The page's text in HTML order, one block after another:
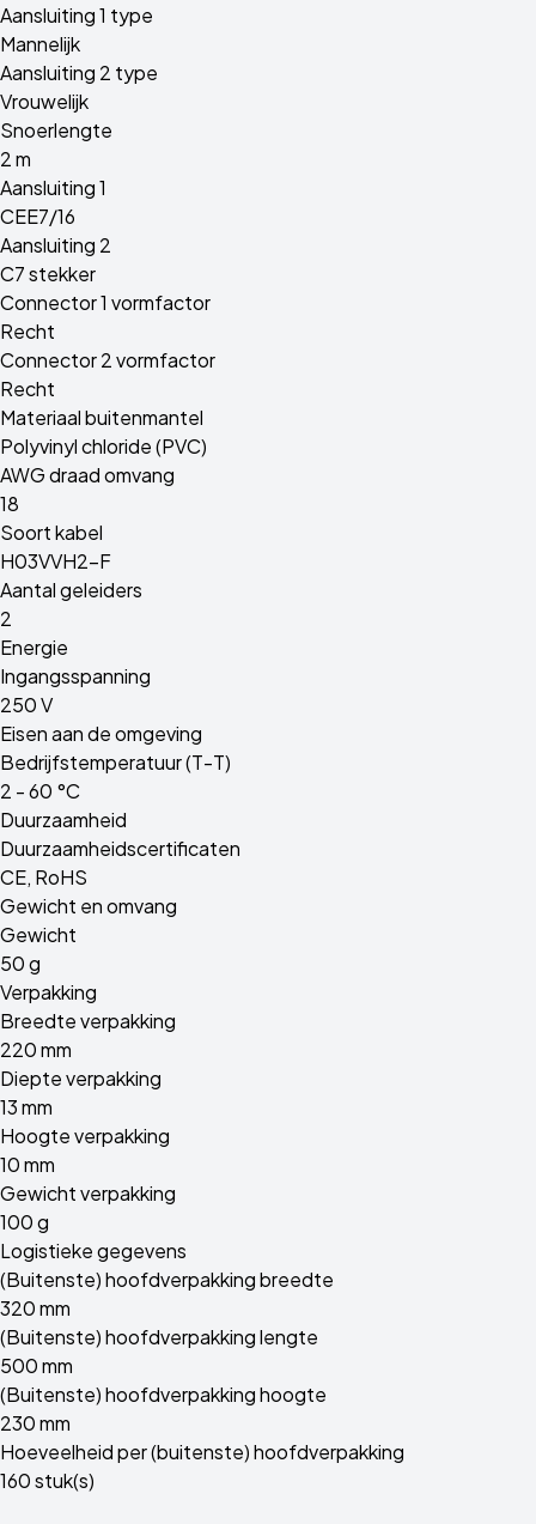
Aansluiting 1 type
Mannelijk
Aansluiting 2 type
Vrouwelijk
Snoerlengte
2 m
Aansluiting 1
CEE7/16
Aansluiting 2
C7 stekker
Connector 1 vormfactor
Recht
Connector 2 vormfactor
Recht
Materiaal buitenmantel
Polyvinyl chloride (PVC)
AWG draad omvang
18
Soort kabel
H03VVH2-F
Aantal geleiders
2
Energie
Ingangsspanning
250 V
Eisen aan de omgeving
Bedrijfstemperatuur (T-T)
2 - 60 °C
Duurzaamheid
Duurzaamheidscertificaten
CE, RoHS
Gewicht en omvang
Gewicht
50 g
Verpakking
Breedte verpakking
220 mm
Diepte verpakking
13 mm
Hoogte verpakking
10 mm
Gewicht verpakking
100 g
Logistieke gegevens
(Buitenste) hoofdverpakking breedte
320 mm
(Buitenste) hoofdverpakking lengte
500 mm
(Buitenste) hoofdverpakking hoogte
230 mm
Hoeveelheid per (buitenste) hoofdverpakking
160 stuk(s)